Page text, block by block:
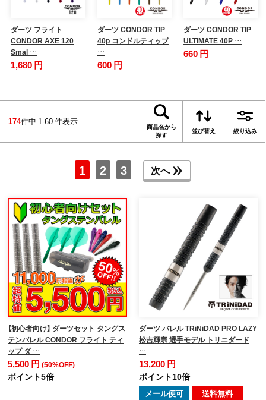
ダーツ フライト
CONDOR AXE 120
Smal …
1,680 円
ダーツ CONDOR TIP
40p コンドルティップ
…
600 円
ダーツ CONDOR TIP
ULTIMATE 40P …
660 円
174件中 1-60 件表示
商品名から
探す
並び替え 絞り込み
1 2 3 次へ
【初心者向け】 ダーツセット タングス
テンバレル CONDOR フライト ティ
ップ ダ …
5,500 円(50%OFF)
ポイント5倍
ダーツ バレル TRiNiDAD PRO LAZY
松吉輝宗 選手モデル トリニダード
…
13,200 円
ポイント10倍
メール便可 送料無料